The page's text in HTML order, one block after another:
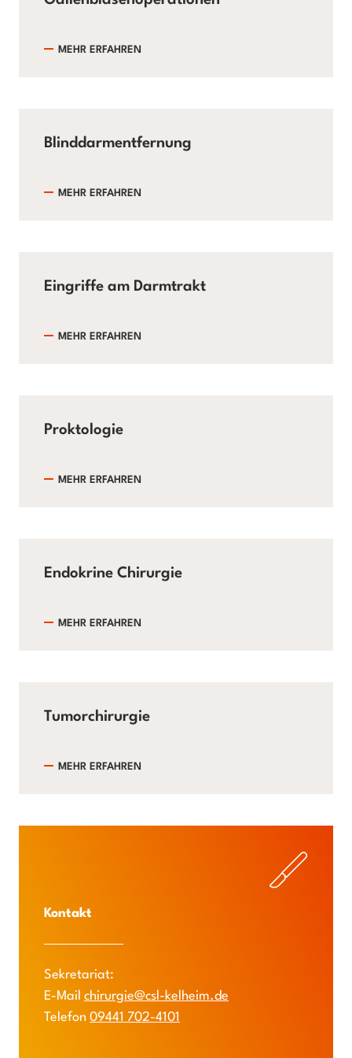
MEHR ERFAHREN
Blinddarmentfernung
MEHR ERFAHREN
Eingriffe am Darmtrakt
MEHR ERFAHREN
Proktologie
MEHR ERFAHREN
Endokrine Chirurgie
MEHR ERFAHREN
Tumorchirurgie
MEHR ERFAHREN
Kontakt
Sekretariat:
E-Mail chirurgie@csl-kelheim.de
Telefon 09441 702-4101